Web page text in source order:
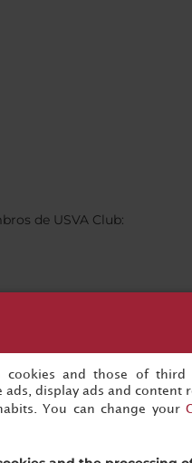
de USVA Club:
despertar la mente, ya
cookies and those of
ads, display ads and content
You can change your